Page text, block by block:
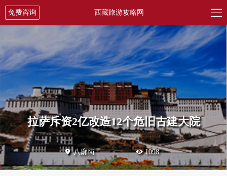

免费咨询 西藏旅游攻略网
拉萨斥资2亿改造12个危旧古建大院
 八廓街  1098